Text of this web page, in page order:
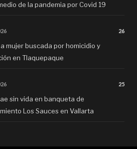
de la pandemia por Covid 19
26
mujer buscada por homicidio y
en Tlaquepaque
25
sin vida en banqueta de
Los Sauces en Vallarta